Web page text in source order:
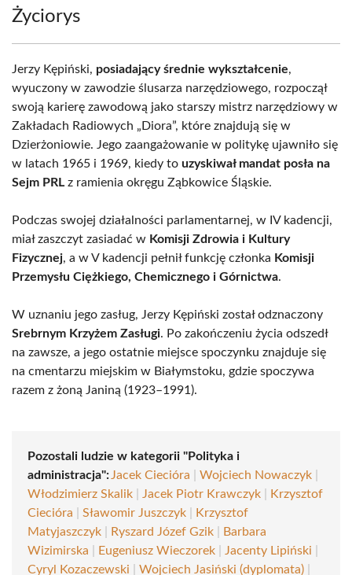
Życiorys
Jerzy Kępiński, posiadający średnie wykształcenie,
wyuczony w zawodzie ślusarza narzędziowego, rozpoczął
swoją karierę zawodową jako starszy mistrz narzędziowy w
Zakładach Radiowych „Diora”, które znajdują się w
Dzierżoniowie. Jego zaangażowanie w politykę ujawniło się
w latach 1965 i 1969, kiedy to uzyskiwał mandat posła na
Sejm PRL z ramienia okręgu Ząbkowice Śląskie.
Podczas swojej działalności parlamentarnej, w IV kadencji,
miał zaszczyt zasiadać w Komisji Zdrowia i Kultury
Fizycznej, a w V kadencji pełnił funkcję członka Komisji
Przemysłu Ciężkiego, Chemicznego i Górnictwa.
W uznaniu jego zasług, Jerzy Kępiński został odznaczony
Srebrnym Krzyżem Zasługi. Po zakończeniu życia odszedł
na zawsze, a jego ostatnie miejsce spoczynku znajduje się
na cmentarzu miejskim w Białymstoku, gdzie spoczywa
razem z żoną Janiną (1923–1991).
Pozostali ludzie w kategorii "Polityka i
administracja": Jacek Ciecióra Wojciech Nowaczyk
Włodzimierz Skalik
Jacek Piotr Krawczyk
Krzysztof
Ciecióra
Sławomir Juszczyk
Krzysztof
Matyjaszczyk
Ryszard Józef Gzik
Barbara
Wizimirska
Eugeniusz Wieczorek Jacenty Lipiński
Cyryl Kozaczewski
Wojciech Jasiński (dyplomata)